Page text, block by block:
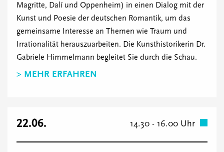
Magritte, Dalí und Oppenheim) in einen Dialog mit der
Kunst und Poesie der deutschen Romantik, um das
gemeinsame Interesse an Themen wie Traum und
Irrationalität herauszuarbeiten. Die Kunsthistorikerin Dr.
Gabriele Himmelmann begleitet Sie durch die Schau.
> MEHR ERFAHREN
22.06. 14.30 - 16.00 Uhr